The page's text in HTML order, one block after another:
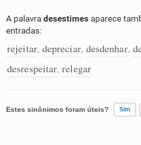
Conexões
A palavra desestimes aparece
entradas:
rejeitar, depreciar, desdenhar,
desrespeitar, relegar
Estes sinônimos foram úteis? Sim